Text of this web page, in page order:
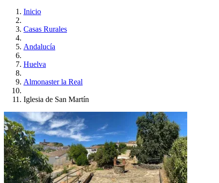
Inicio
Casas Rurales
Andalucía
Huelva
Almonaster la Real
Iglesia de San Martín